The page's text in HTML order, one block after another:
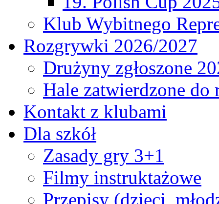
Klub Wybitnego
Rozgrywki 2026/2027
Drużyny zgłoszone
Hale zatwierdzone
Kontakt z klubami
Dla szkół
Zasady gry 3+1
Filmy instruktażowe
Przepisy (dzieci,